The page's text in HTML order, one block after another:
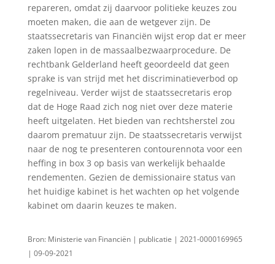
repareren, omdat zij daarvoor politieke keuzes zou
moeten maken, die aan de wetgever zijn. De
staatssecretaris van Financiën wijst erop dat er meer
zaken lopen in de massaalbezwaarprocedure. De
rechtbank Gelderland heeft geoordeeld dat geen
sprake is van strijd met het discriminatieverbod op
regelniveau. Verder wijst de staatssecretaris erop
dat de Hoge Raad zich nog niet over deze materie
heeft uitgelaten. Het bieden van rechtsherstel zou
daarom prematuur zijn. De staatssecretaris verwijst
naar de nog te presenteren contourennota voor een
heffing in box 3 op basis van werkelijk behaalde
rendementen. Gezien de demissionaire status van
het huidige kabinet is het wachten op het volgende
kabinet om daarin keuzes te maken.
Bron: Ministerie van Financiën | publicatie | 2021-0000169965
| 09-09-2021